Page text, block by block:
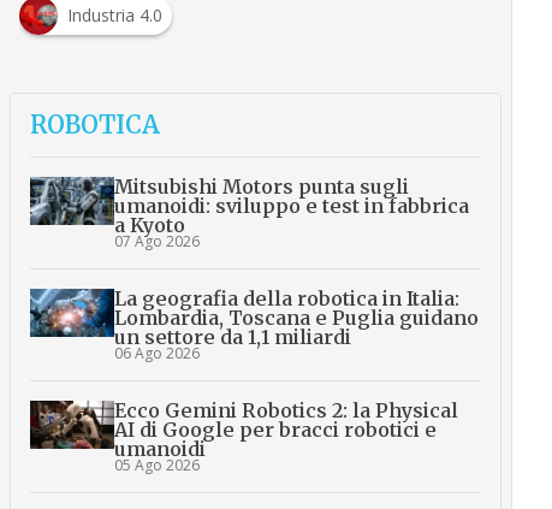
Industria 4.0
ROBOTICA
Mitsubishi Motors punta sugli
umanoidi: sviluppo e test in fabbrica
a Kyoto
07 Ago 2026
La geografia della robotica in Italia:
Lombardia, Toscana e Puglia guidano
un settore da 1,1 miliardi
06 Ago 2026
Ecco Gemini Robotics 2: la Physical
AI di Google per bracci robotici e
umanoidi
05 Ago 2026